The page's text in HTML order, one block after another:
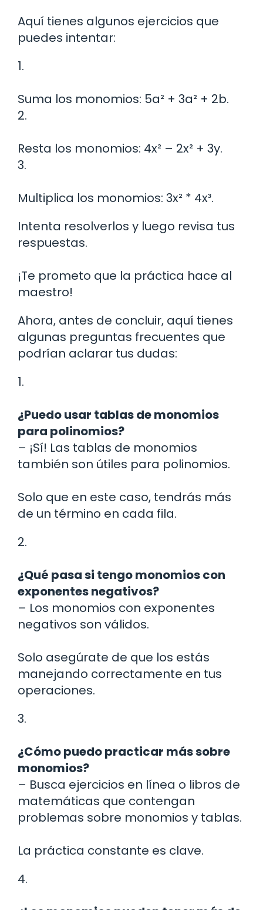
Aquí tienes algunos ejercicios que
puedes intentar:
1.
Suma los monomios: 5a² + 3a² + 2b.
2.
Resta los monomios: 4x² – 2x² + 3y.
3.
Multiplica los monomios: 3x² * 4x³.
Intenta resolverlos y luego revisa tus
respuestas.
¡Te prometo que la práctica hace al
maestro!
Ahora, antes de concluir, aquí tienes
algunas preguntas frecuentes que
podrían aclarar tus dudas:
1.
¿Puedo usar tablas de monomios
para polinomios?
– ¡Sí! Las tablas de monomios
también son útiles para polinomios.
Solo que en este caso, tendrás más
de un término en cada fila.
2.
¿Qué pasa si tengo monomios con
exponentes negativos?
– Los monomios con exponentes
negativos son válidos.
Solo asegúrate de que los estás
manejando correctamente en tus
operaciones.
3.
¿Cómo puedo practicar más sobre
monomios?
– Busca ejercicios en línea o libros de
matemáticas que contengan
problemas sobre monomios y tablas.
La práctica constante es clave.
4.